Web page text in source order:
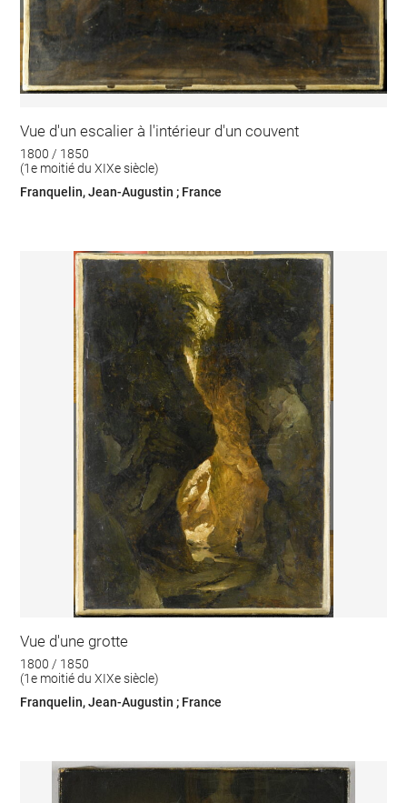
Vue d'un escalier à l'intérieur d'un couvent
1800 / 1850
(1e moitié du XIXe siècle)
Franquelin, Jean-Augustin ; France
Vue d'une grotte
1800 / 1850
(1e moitié du XIXe siècle)
Franquelin, Jean-Augustin ; France